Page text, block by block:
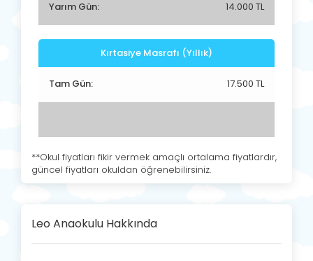
Yarım Gün: 14.000 TL
Kırtasiye Masrafı (Yıllık)
Tam Gün: 17.500 TL
**Okul fiyatları fikir vermek amaçlı ortalama fiyatlardır,
güncel fiyatları okuldan öğrenebilirsiniz.
Leo Anaokulu Hakkında